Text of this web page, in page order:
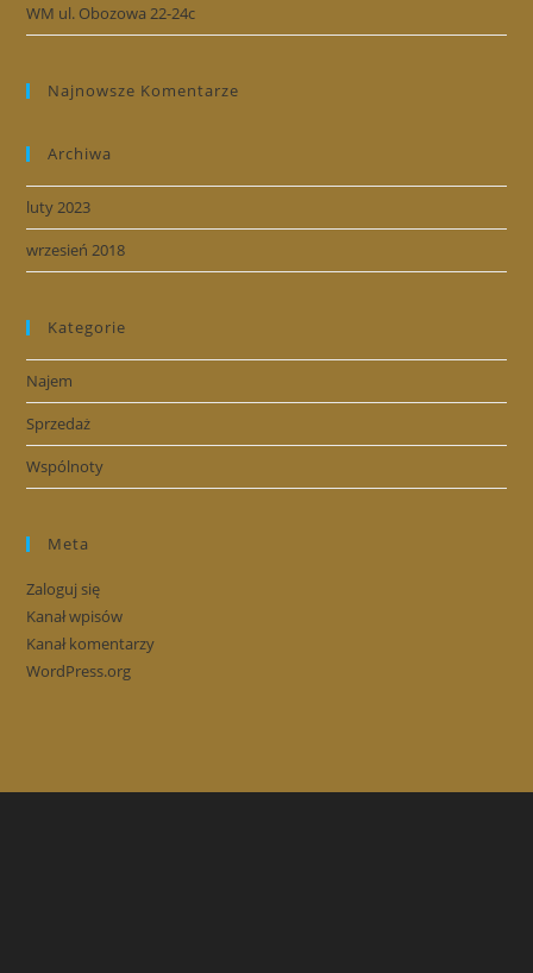
WM ul. Obozowa 22-24c
Najnowsze Komentarze
Archiwa
luty 2023
wrzesień 2018
Kategorie
Najem
Sprzedaż
Wspólnoty
Meta
Zaloguj się
Kanał wpisów
Kanał komentarzy
WordPress.org